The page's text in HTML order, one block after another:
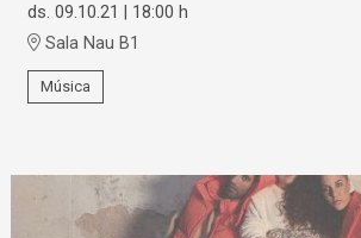
ds. 09.10.21
18:00 h
Sala Nau B1
Música